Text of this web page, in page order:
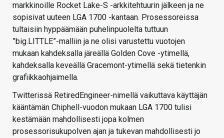
markkinoille Rocket Lake-S -arkkitehtuurin jälkeen ja ne
sopisivat uuteen LGA 1700 -kantaan. Prosessoreissa
tultaisiin hyppäämään puhelinpuolelta tuttuun
”big.LITTLE”-malliin ja ne olisi varustettu vuotojen
mukaan kahdeksalla järeällä Golden Cove -ytimellä,
kahdeksalla keveällä Gracemont-ytimellä sekä tietenkin
grafiikkaohjaimella.
Twitterissä RetiredEngineer-nimellä vaikuttava käyttäjän
kääntämän Chiphell-vuodon mukaan LGA 1700 tulisi
kestämään mahdollisesti jopa kolmen
prosessorisukupolven ajan ja tukevan mahdollisesti jo